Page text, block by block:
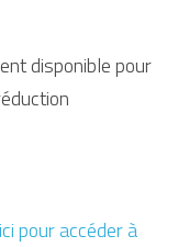
disponible pour
pour accéder à